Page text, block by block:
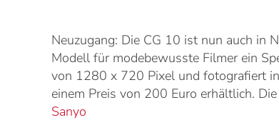
Neuzugang: Die CG 10 ist nun auch in
Modell für modebewusste Filmer ein
von 1280 x 720 Pixel und fotografiert
einem Preis von 200 Euro erhältlich.
Sanyo